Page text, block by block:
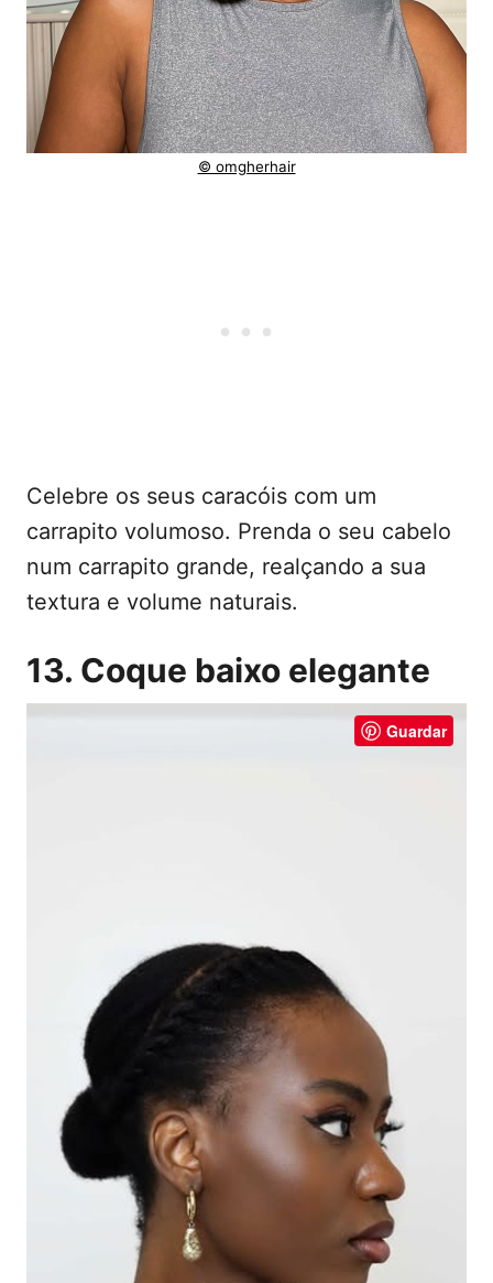
© omgherhair
Celebre os seus caracóis com um
carrapito volumoso. Prenda o seu cabelo
num carrapito grande, realçando a sua
textura e volume naturais.
13. Coque baixo elegante
Guardar